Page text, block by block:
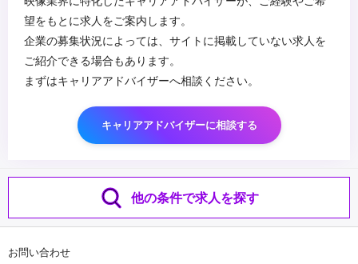
望をもとに求人をご案内します。
企業の募集状況によっては、サイトに掲載していない求人を
ご紹介できる場合もあります。
まずはキャリアアドバイザーへ相談ください。
キャリアアドバイザーに相談する
他の条件で求人を探す
お問い合わせ